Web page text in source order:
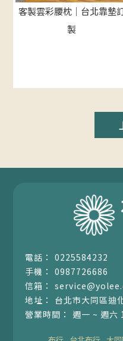
客製雲彩腰枕｜台北靠墊
製
0225584232
0987726686
台北市大同區迪
週一 ~ 週六